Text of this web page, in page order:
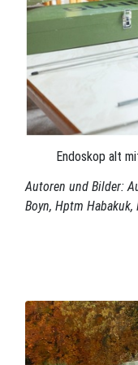
Endoskop alt
Autoren und Bilder:
Boyn, Hptm Habakuk,